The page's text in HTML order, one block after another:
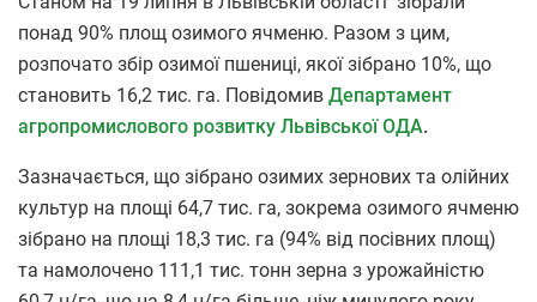
понад 90% площ озимого ячменю. Разом з цим,
розпочато збір озимої пшениці, якої зібрано 10%, що
становить 16,2 тис. га. Повідомив Департамент
агропромислового розвитку Львівської ОДА.
Зазначається, що зібрано озимих зернових та олійних
культур на площі 64,7 тис. га, зокрема озимого ячменю
зібрано на площі 18,3 тис. га (94% від посівних площ)
та намолочено 111,1 тис. тонн зерна з урожайністю